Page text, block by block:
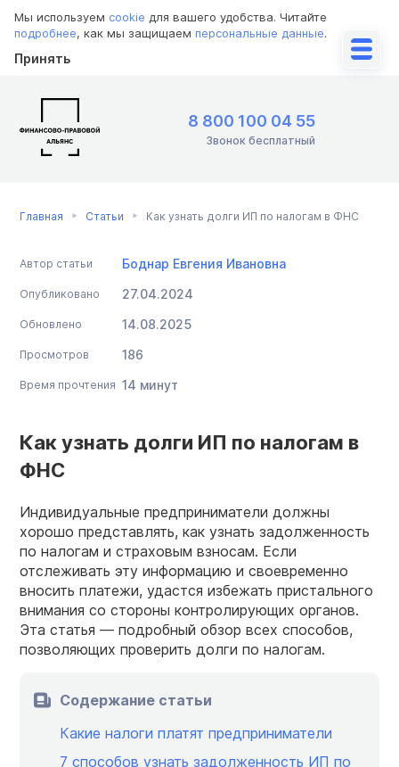
Мы используем cookie для вашего удобства. Читайте
подробнее, как мы защищаем персональные данные.
Принять
8 800 100 04 55
Звонок бесплатный
Главная Статьи Как узнать долги ИП по налогам в ФНС
Автор статьи Боднар Евгения Ивановна
Опубликовано 27.04.2024
Обновлено 14.08.2025
Просмотров 186
Время прочтения 14 минут
Как узнать долги ИП по налогам в
ФНС
Индивидуальные предприниматели должны
хорошо представлять, как узнать задолженность
по налогам и страховым взносам. Если
отслеживать эту информацию и своевременно
вносить платежи, удастся избежать пристального
внимания со стороны контролирующих органов.
Эта статья — подробный обзор всех способов,
позволяющих проверить долги по налогам.
Содержание статьи
Какие налоги платят предприниматели
7 способов узнать задолженность ИП по